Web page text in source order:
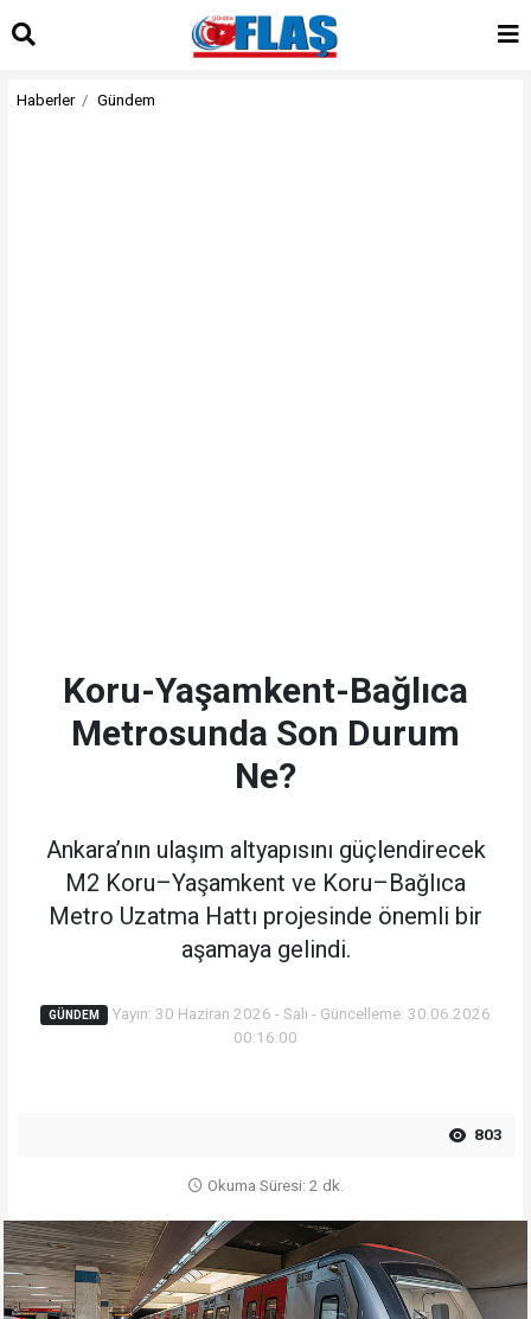
Haberler Gündem
Koru-Yaşamkent-Bağlıca
Metrosunda Son Durum
Ne?
Ankara’nın ulaşım altyapısını güçlendirecek
M2 Koru–Yaşamkent ve Koru–Bağlıca
Metro Uzatma Hattı projesinde önemli bir
aşamaya gelindi.
GÜNDEM
Yayın: 30 Haziran 2026 - Salı - Güncelleme: 30.06.2026
00:16:00
803
Okuma Süresi: 2 dk.